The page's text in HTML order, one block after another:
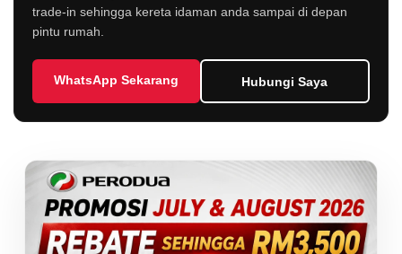
trade-in sehingga kereta idaman anda sampai di depan
pintu rumah.
WhatsApp Sekarang Hubungi Saya